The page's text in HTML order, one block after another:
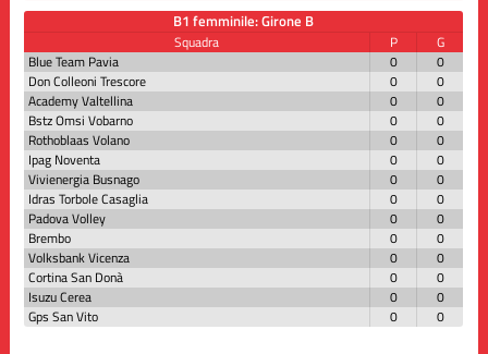
B1 femminile: Girone B
Squadra P
G
Blue Team Pavia
0
0
Don Colleoni Trescore
0
0
Academy Valtellina
0
0
Bstz Omsi Vobarno
0
0
Rothoblaas Volano
0
0
Ipag Noventa
0
0
Vivienergia Busnago
0
0
Idras Torbole Casaglia
0
0
Padova Volley
0
0
Brembo
0
0
Volksbank Vicenza
0
0
Cortina San Donà
0
0
Isuzu Cerea
0
0
Gps San Vito
0 0